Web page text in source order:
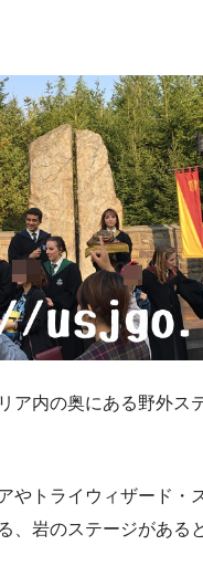
ア内の奥にある野外ス
やトライウィザード・
、岩のステージがある